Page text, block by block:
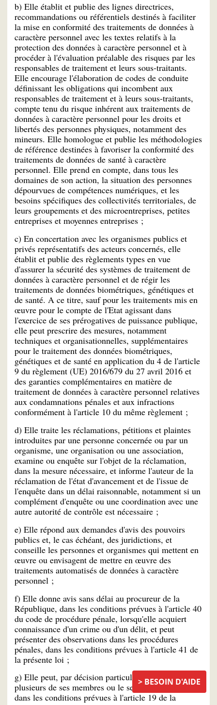
b) Elle établit et publie des lignes directrices,
recommandations ou référentiels destinés à faciliter
la mise en conformité des traitements de données à
caractère personnel avec les textes relatifs à la
protection des données à caractère personnel et à
procéder à l'évaluation préalable des risques par les
responsables de traitement et leurs sous-traitants.
Elle encourage l'élaboration de codes de conduite
définissant les obligations qui incombent aux
responsables de traitement et à leurs sous-traitants,
compte tenu du risque inhérent aux traitements de
données à caractère personnel pour les droits et
libertés des personnes physiques, notamment des
mineurs. Elle homologue et publie les méthodologies
de référence destinées à favoriser la conformité des
traitements de données de santé à caractère
personnel. Elle prend en compte, dans tous les
domaines de son action, la situation des personnes
dépourvues de compétences numériques, et les
besoins spécifiques des collectivités territoriales, de
leurs groupements et des microentreprises, petites
entreprises et moyennes entreprises ;
c) En concertation avec les organismes publics et
privés représentatifs des acteurs concernés, elle
établit et publie des règlements types en vue
d'assurer la sécurité des systèmes de traitement de
données à caractère personnel et de régir les
traitements de données biométriques, génétiques et
de santé. A ce titre, sauf pour les traitements mis en
œuvre pour le compte de l'Etat agissant dans
l'exercice de ses prérogatives de puissance publique,
elle peut prescrire des mesures, notamment
techniques et organisationnelles, supplémentaires
pour le traitement des données biométriques,
génétiques et de santé en application du 4 de l'article
9 du règlement (UE) 2016/679 du 27 avril 2016 et
des garanties complémentaires en matière de
traitement de données à caractère personnel relatives
aux condamnations pénales et aux infractions
conformément à l'article 10 du même règlement ;
d) Elle traite les réclamations, pétitions et plaintes
introduites par une personne concernée ou par un
organisme, une organisation ou une association,
examine ou enquête sur l'objet de la réclamation,
dans la mesure nécessaire, et informe l'auteur de la
réclamation de l'état d'avancement et de l'issue de
l'enquête dans un délai raisonnable, notamment si un
complément d'enquête ou une coordination avec une
autre autorité de contrôle est nécessaire ;
e) Elle répond aux demandes d'avis des pouvoirs
publics et, le cas échéant, des juridictions, et
conseille les personnes et organismes qui mettent en
œuvre ou envisagent de mettre en œuvre des
traitements automatisés de données à caractère
personnel ;
f) Elle donne avis sans délai au procureur de la
République, dans les conditions prévues à l'article 40
du code de procédure pénale, lorsqu'elle acquiert
connaissance d'un crime ou d'un délit, et peut
présenter des observations dans les procédures
pénales, dans les conditions prévues à l'article 41 de
la présente loi ;
g) Elle peut, par décision particulière, charger un ou
plusieurs de ses membres ou le secrétaire général,
dans les conditions prévues à l'article 19 de la
BESOIN D'AIDE